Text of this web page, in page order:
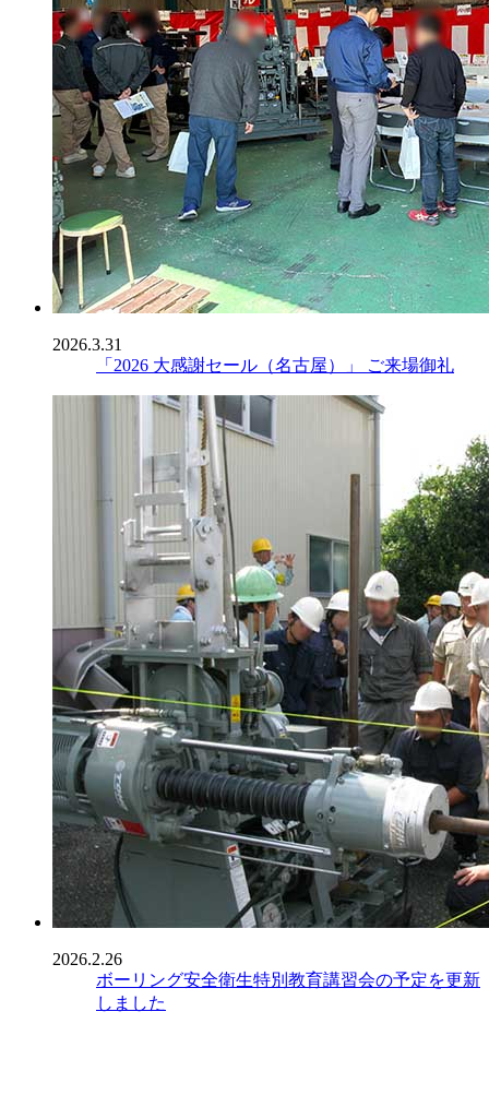
2026.3.31
「2026 大感謝セール（名古屋）」 ご来場御礼
2026.2.26
ボーリング安全衛生特別教育講習会の予定を更新
しました